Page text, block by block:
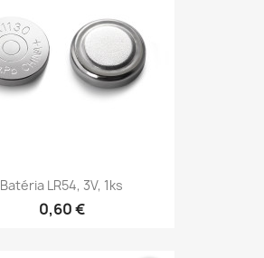
Batéria LR54, 3V, 1ks
0,60 €